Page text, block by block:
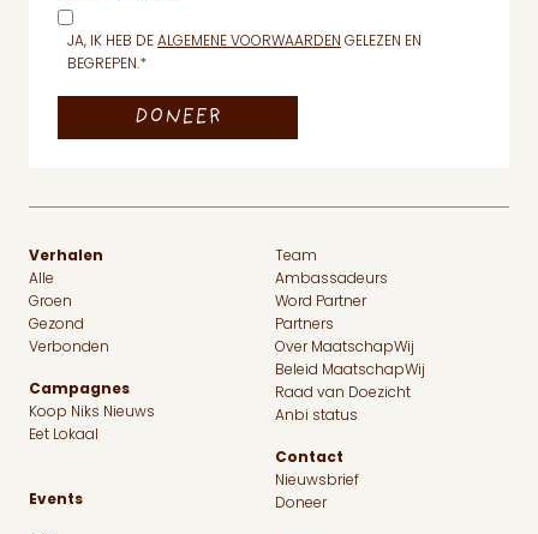
JA, IK HEB DE ALGEMENE VOORWAARDEN GELEZEN EN
BEGREPEN.*
Verhalen
Alle
Groen
Gezond
Verbonden
Campagnes
Koop Niks Nieuws
Eet Lokaal
Events
Team
Ambassadeurs
Word Partner
Partners
Over MaatschapWij
Beleid MaatschapWij
Raad van Doezicht
Anbi status
Contact
Nieuwsbrief
Doneer